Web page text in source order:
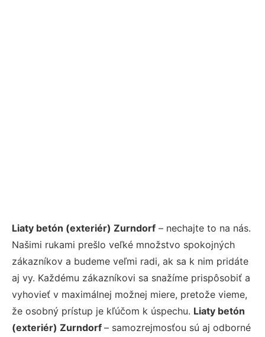
Liaty betón (exteriér) Zurndorf – nechajte to na nás.
Našimi rukami prešlo veľké množstvo spokojných
zákazníkov a budeme veľmi radi, ak sa k nim pridáte
aj vy. Každému zákazníkovi sa snažíme prispôsobiť a
vyhovieť v maximálnej možnej miere, pretože vieme,
že osobný prístup je kľúčom k úspechu. Liaty betón
(exteriér) Zurndorf – samozrejmosťou sú aj odborné